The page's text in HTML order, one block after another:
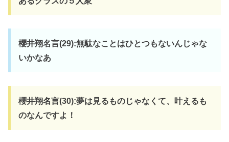
櫻井翔名言(29):無駄なことはひとつもないんじゃな
いかなあ
櫻井翔名言(30):夢は見るものじゃなくて、叶えるも
のなんですよ！